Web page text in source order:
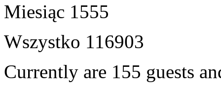
Miesiąc 1555
Wszystko 116903
Currently are 155 guests